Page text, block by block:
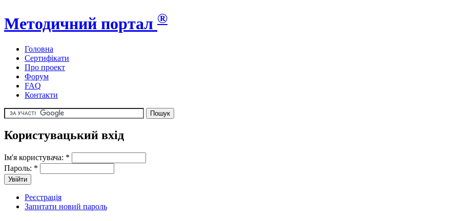
Методичний портал ®
Головна
Сертифікати
Про проект
Форум
FAQ
Контакти
Користувацький вхід
Ім'я користувача: *
Пароль: *
Реєстрація
Запитати новий пароль